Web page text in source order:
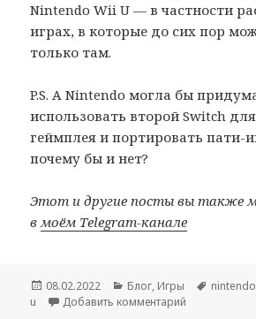
Nintendo Wii U — в частности
играх, в которые до сих пор
только там.
P.S. А Nintendo могла бы
использовать второй Switch
геймплея и портировать пати-
почему бы и нет?
Этот и другие посты вы также
вмоём Telegram-канале
Опубликовано
08.02.2022 Рубрики
Блог, Игры Метки
nintendo
u
Добавить комментарий